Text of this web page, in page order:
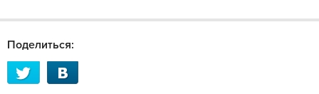
Поделиться: